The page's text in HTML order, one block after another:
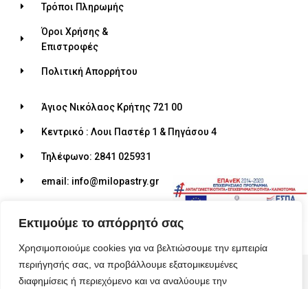
Εκτιμούμε το απόρρητό σας
Χρησιμοποιούμε cookies για να βελτιώσουμε την εμπειρία
περιήγησής σας, να προβάλλουμε εξατομικευμένες
διαφημίσεις ή περιεχόμενο και να αναλύουμε την
Τρόποι Πληρωμής
Όροι Χρήσης &
Επιστροφές
Πολιτική Απορρήτου
Άγιος Νικόλαος Κρήτης 721 00
Κεντρικό : Λουι Παστέρ 1 & Πηγάσου 4
Τηλέφωνο: 2841 025931
email: info@milopastry.gr
© 2026 ALL RIGHTS RESERVED​